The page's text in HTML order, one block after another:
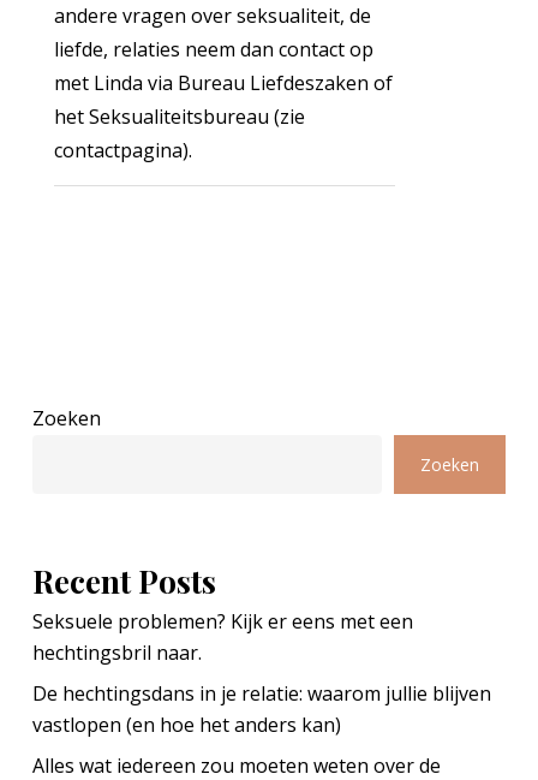
andere vragen over seksualiteit, de
liefde, relaties neem dan contact op
met Linda via Bureau Liefdeszaken of
het Seksualiteitsbureau (zie
contactpagina).
Zoeken
Zoeken
Recent Posts
Seksuele problemen? Kijk er eens met een
hechtingsbril naar.
De hechtingsdans in je relatie: waarom jullie blijven
vastlopen (en hoe het anders kan)
Alles wat iedereen zou moeten weten over de